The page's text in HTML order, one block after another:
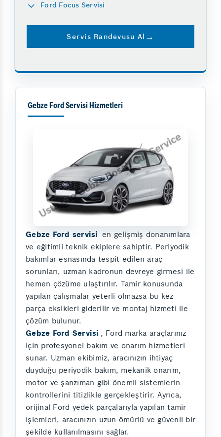
Ford Focus Servisi
Servis Randevusu Al
Gebze Ford Servisi Hizmetleri
Gebze Ford servisi en gelişmiş donanımlara
ve eğitimli teknik ekiplere sahiptir. Periyodik
bakımlar esnasında tespit edilen araç
sorunları, uzman kadronun devreye girmesi ile
hemen çözüme ulaştırılır. Tamir konusunda
yapılan çalışmalar yeterli olmazsa bu kez
parça eksikleri giderilir ve montaj hizmeti ile
çözüm bulunur.
Gebze Ford Servisi , Ford marka araçlarınız
için profesyonel bakım ve onarım hizmetleri
sunar. Uzman ekibimiz, aracınızın ihtiyaç
duyduğu periyodik bakım, mekanik onarım,
motor ve şanzıman gibi önemli sistemlerin
kontrollerini titizlikle gerçekleştirir. Ayrıca,
orijinal Ford yedek parçalarıyla yapılan tamir
işlemleri, aracınızın uzun ömürlü ve güvenli bir
şekilde kullanılmasını sağlar.